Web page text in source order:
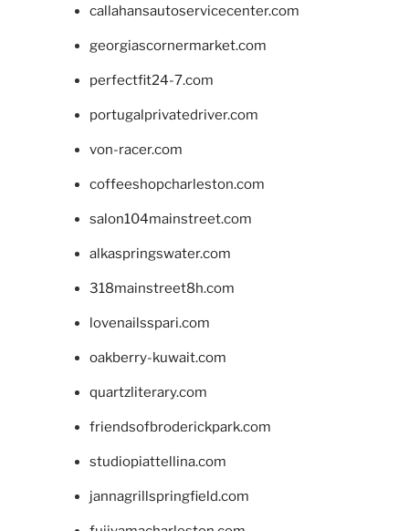
callahansautoservicecenter.com
georgiascornermarket.com
perfectfit24-7.com
portugalprivatedriver.com
von-racer.com
coffeeshopcharleston.com
salon104mainstreet.com
alkaspringswater.com
318mainstreet8h.com
lovenailsspari.com
oakberry-kuwait.com
quartzliterary.com
friendsofbroderickpark.com
studiopiattellina.com
jannagrillspringfield.com